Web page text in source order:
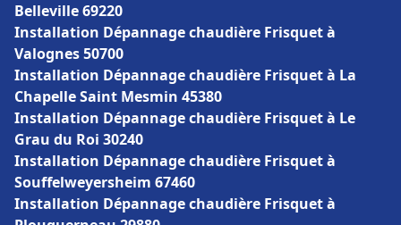
Belleville 69220
Installation Dépannage chaudière Frisquet à
Valognes 50700
Installation Dépannage chaudière Frisquet à La
Chapelle Saint Mesmin 45380
Installation Dépannage chaudière Frisquet à Le
Grau du Roi 30240
Installation Dépannage chaudière Frisquet à
Souffelweyersheim 67460
Installation Dépannage chaudière Frisquet à